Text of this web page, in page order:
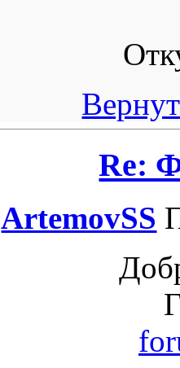
Re:
ArtemovSS